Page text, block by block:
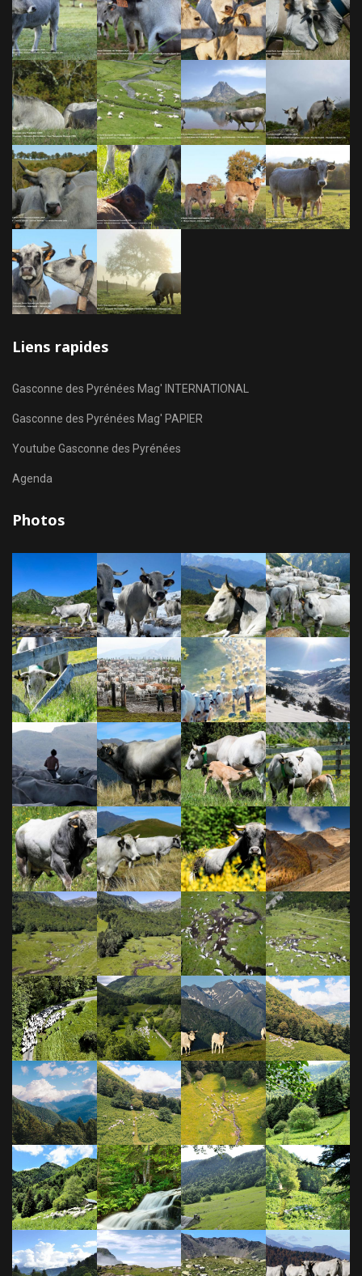
Liens rapides
Gasconne des Pyrénées Mag' INTERNATIONAL
Gasconne des Pyrénées Mag' PAPIER
Youtube Gasconne des Pyrénées
Agenda
Photos